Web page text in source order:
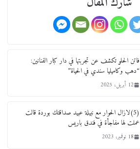
عاجل قيد حركته وهتك عرضه بالقوة”.. جنايات
الطفل ياسين
12 ديسمبر، 2025
لأول فرع لمدارس لها بمصر في فينا بحضور ولي
العهد
فاتن الحلو تكشف عن تجربتها في دار كبار الفنانين:
“دهب وكاميليا سندي في الحياة”
12 أبريل، 2025
(5)لازال الحوار مع نبيلة عبيد صداقتك بوردة قالت
عملت لها مفاجأة في فندق باريس
18 نوفمبر، 2023